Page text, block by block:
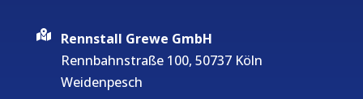
Rennstall Grewe GmbH
Rennbahnstraße 100, 50737 Köln
Weidenpesch